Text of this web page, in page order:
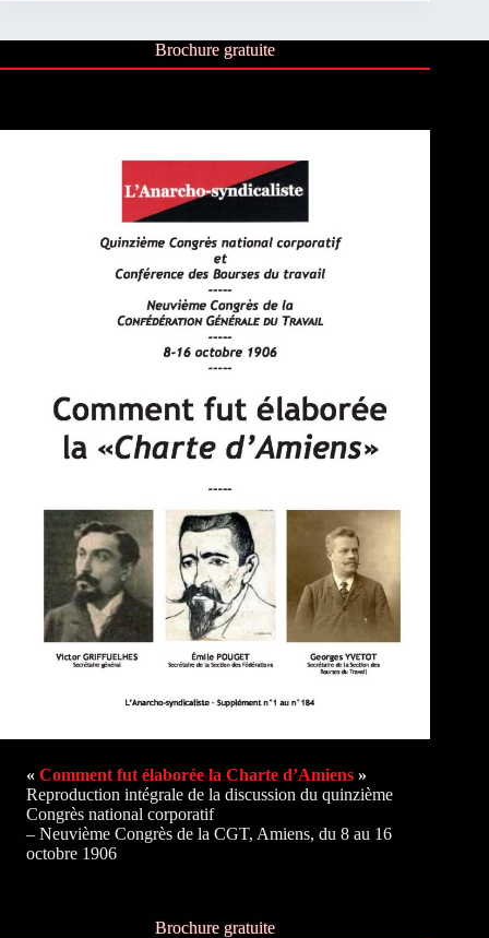
Brochure gratuite
« Comment fut élaborée la Charte d’Amiens »
Reproduction intégrale de la discussion du quinzième
Congrès national corporatif
– Neuvième Congrès de la CGT, Amiens, du 8 au 16
octobre 1906
Brochure gratuite